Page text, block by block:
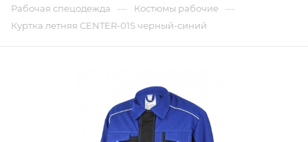
Рабочая спецодежда — Костюмы рабочие —
Куртка летняя CENTER-01S черный-синий